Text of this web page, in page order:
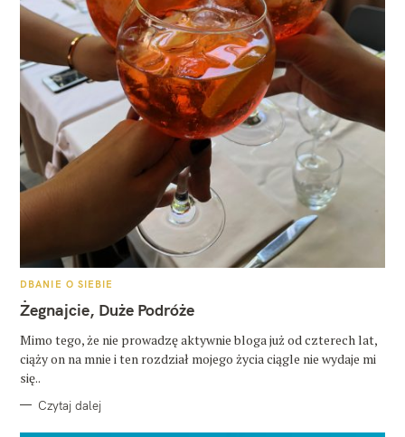
K
T
E
O
R
I
DBANIE O SIEBIE
Żegnajcie, Duże Podróże
Mimo tego, że nie prowadzę aktywnie bloga już od czterech lat,
ciąży on na mnie i ten rozdział mojego życia ciągle nie wydaje mi
się..
Czytaj dalej